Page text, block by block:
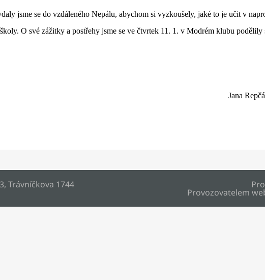
jsme se do vzdáleného Nepálu, abychom si vyzkoušely, jaké to je učit v
O své zážitky a postřehy jsme se ve čtvrtek 11. 1. v Modrém klubu podělily
Jana
Trávníčkova 1744
Provozovatelem